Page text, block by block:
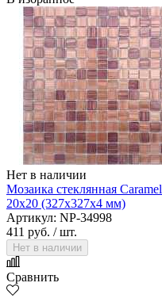
Нет в наличии
Мозаика стеклянная
20х20 (327х327х4 мм)
Артикул: NP-34998
411 руб. / шт.
Нет в наличии
Сравнить